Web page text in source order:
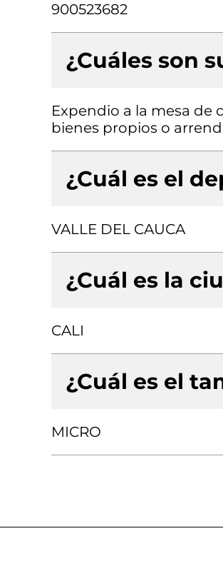
900523682
¿Cuáles son
Expendio a la mesa de
bienes propios o
¿Cuál es el
VALLE DEL CAUCA
¿Cuál es la
CALI
¿Cuál es el
MICRO